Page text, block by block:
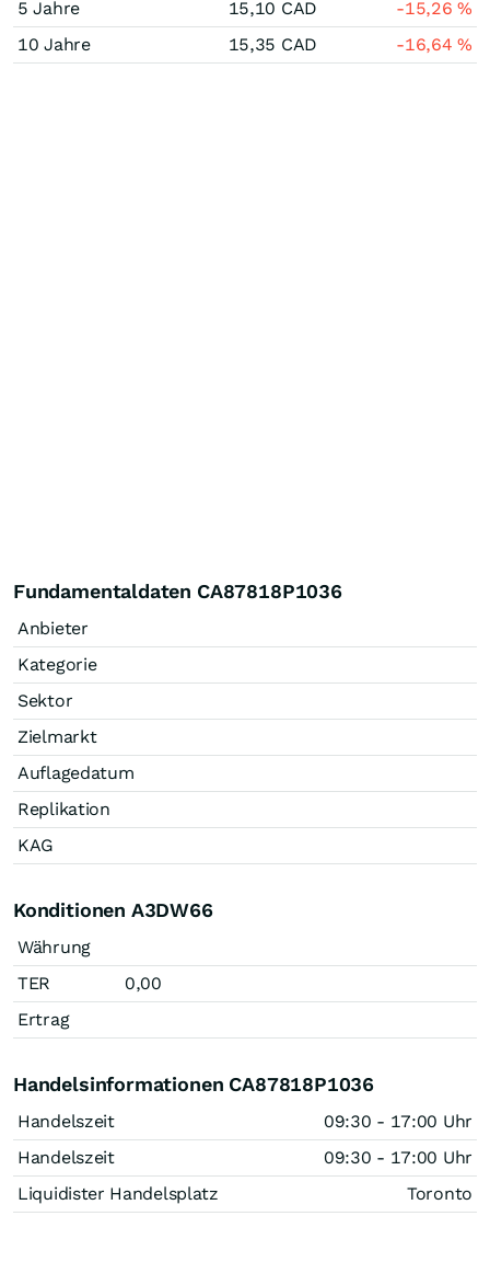
5 Jahre
15,10 CAD -15,26%
10 Jahre
15,35 CAD -16,64%
Fundamentaldaten CA87818P1036
Anbieter
Kategorie
Sektor
Zielmarkt
Auflagedatum
Replikation
KAG
Konditionen A3DW66
Währung
TER
0,00
Ertrag
Handelsinformationen CA87818P1036
Handelszeit
09:30 - 17:00 Uhr
Handelszeit
09:30 - 17:00 Uhr
Liquidister Handelsplatz
Toronto